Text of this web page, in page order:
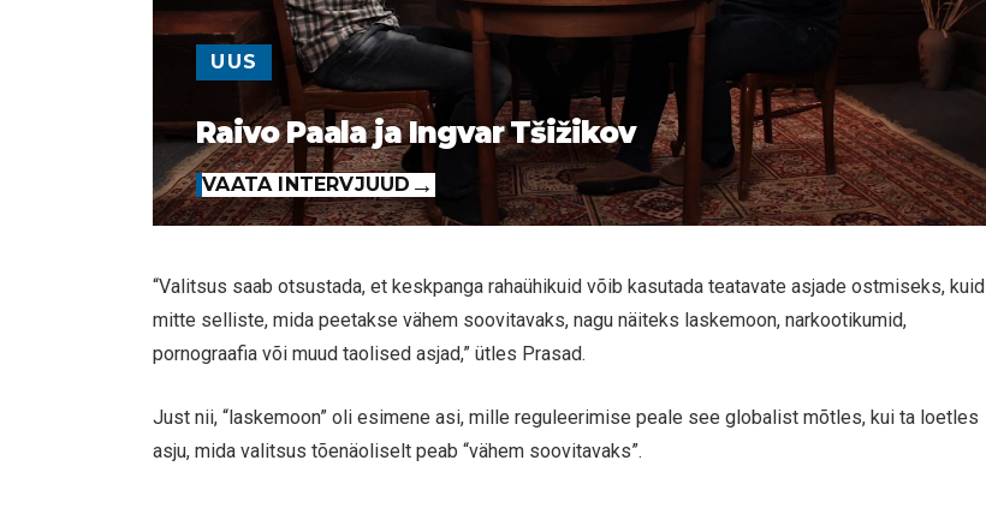
UUS
Raivo Paala ja Ingvar Tšižikov
VAATA INTERVJUUD
“Valitsus saab otsustada, et keskpanga rahaühikuid võib kasutada teatavate asjade ostmiseks, kuid
mitte selliste, mida peetakse vähem soovitavaks, nagu näiteks laskemoon, narkootikumid,
pornograafia või muud taolised asjad,” ütles Prasad.
Just nii, “laskemoon” oli esimene asi, mille reguleerimise peale see globalist mõtles, kui ta loetles
asju, mida valitsus tõenäoliselt peab “vähem soovitavaks”.